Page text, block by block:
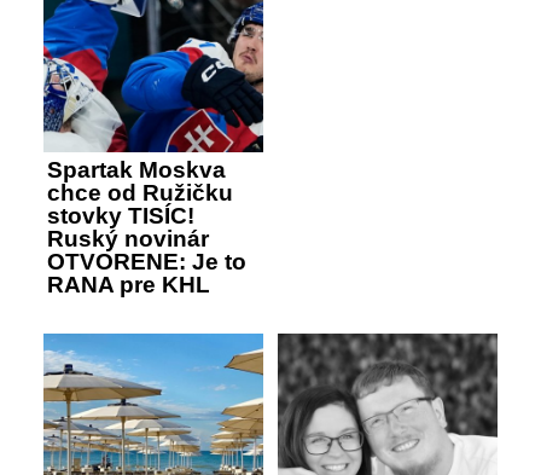
Spartak Moskva
chce od Ružičku
stovky TISÍC!
Ruský novinár
OTVORENE: Je to
RANA pre KHL